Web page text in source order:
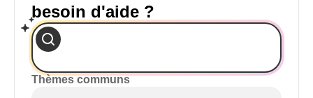
besoin d'aide ?
Thèmes communs